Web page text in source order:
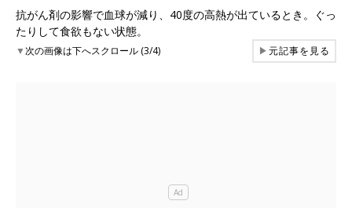
抗がん剤の影響で血球が減り、40度の高熱が出ているとき。ぐっ
たりして食欲もない状態。
▼次の画像は下へスクロール (3/4) ▶元記事を見る